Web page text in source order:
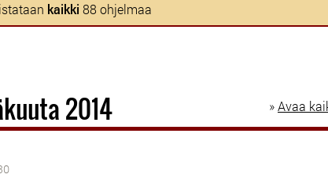
kaikki 88 ohjelmaa
»Avaa
2014